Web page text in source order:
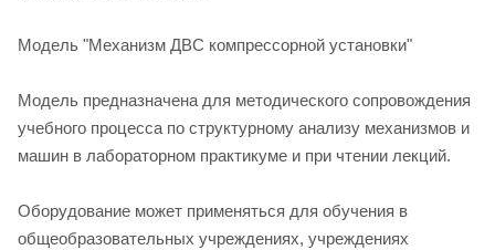
Модель "Механизм ДВС компрессорной установки"
Модель предназначена для методического сопровождения
учебного процесса по структурному анализу механизмов и
машин в лабораторном практикуме и при чтении лекций.
Оборудование может применяться для обучения в
общеобразовательных учреждениях, учреждениях